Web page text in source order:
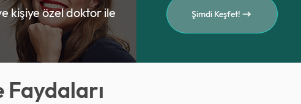
kişiye özel doktor ile
Şimdi Keşfet!